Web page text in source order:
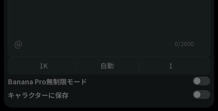
@ 0/2000
1K 自動
1
Banana Pro無制限モード
キャラクターに保存